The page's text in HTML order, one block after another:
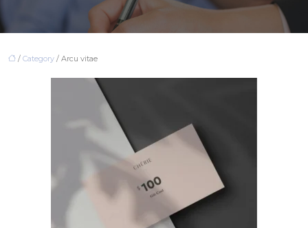
/ Category / Arcu vitae